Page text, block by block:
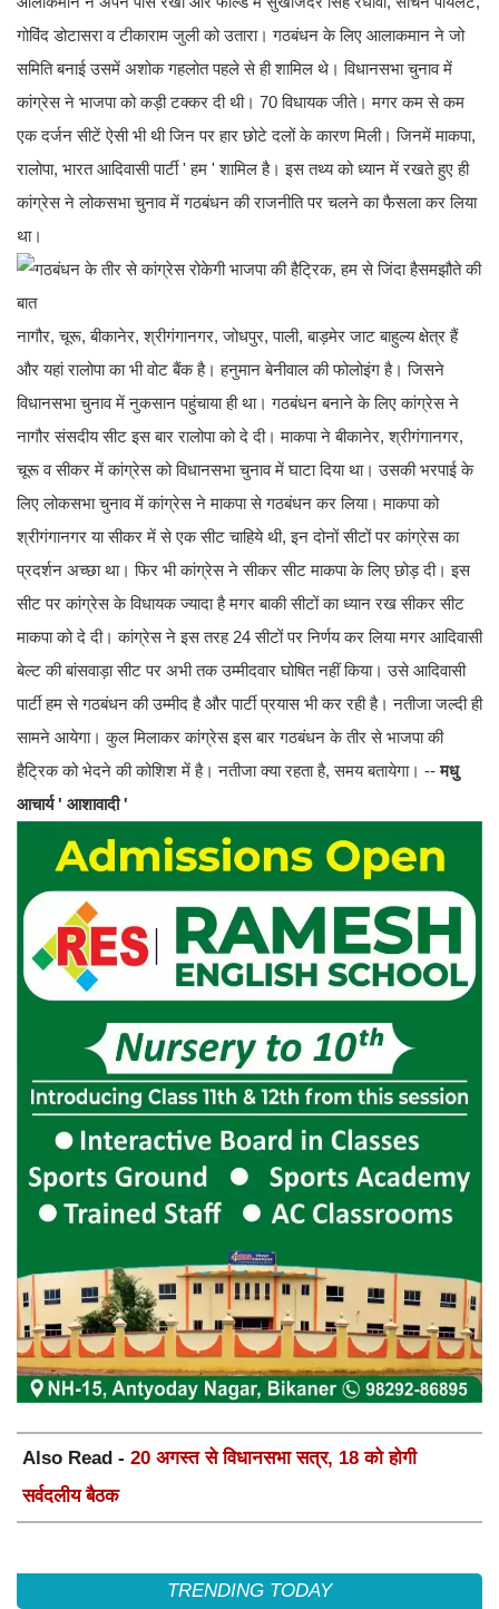
गोविंद डोटासरा व टीकाराम जुली को उतारा। गठबंधन के लिए आलाकमान ने जो
समिति बनाई उसमें अशोक गहलोत पहले से ही शामिल थे। विधानसभा चुनाव में
कांग्रेस ने भाजपा को कड़ी टक्कर दी थी। 70 विधायक जीते। मगर कम से कम
एक दर्जन सीटें ऐसी भी थी जिन पर हार छोटे दलों के कारण मिली। जिनमें माकपा,
रालोपा, भारत आदिवासी पार्टी ' हम ' शामिल है। इस तथ्य को ध्यान में रखते हुए ही
कांग्रेस ने लोकसभा चुनाव में गठबंधन की राजनीति पर चलने का फैसला कर लिया
था।
नागौर, चूरू, बीकानेर, श्रीगंगानगर, जोधपुर, पाली, बाड़मेर जाट बाहुल्य क्षेत्र हैं
और यहां रालोपा का भी वोट बैंक है। हनुमान बेनीवाल की फोलोइंग है। जिसने
विधानसभा चुनाव में नुकसान पहुंचाया ही था। गठबंधन बनाने के लिए कांग्रेस ने
नागौर संसदीय सीट इस बार रालोपा को दे दी। माकपा ने बीकानेर, श्रीगंगानगर,
चूरू व सीकर में कांग्रेस को विधानसभा चुनाव में घाटा दिया था। उसकी भरपाई के
लिए लोकसभा चुनाव में कांग्रेस ने माकपा से गठबंधन कर लिया। माकपा को
श्रीगंगानगर या सीकर में से एक सीट चाहिये थी, इन दोनों सीटों पर कांग्रेस का
प्रदर्शन अच्छा था। फिर भी कांग्रेस ने सीकर सीट माकपा के लिए छोड़ दी। इस
सीट पर कांग्रेस के विधायक ज्यादा है मगर बाकी सीटों का ध्यान रख सीकर सीट
माकपा को दे दी। कांग्रेस ने इस तरह 24 सीटों पर निर्णय कर लिया मगर आदिवासी
बेल्ट की बांसवाड़ा सीट पर अभी तक उम्मीदवार घोषित नहीं किया। उसे आदिवासी
पार्टी हम से गठबंधन की उम्मीद है और पार्टी प्रयास भी कर रही है। नतीजा जल्दी ही
सामने आयेगा। कुल मिलाकर कांग्रेस इस बार गठबंधन के तीर से भाजपा की
हैट्रिक को भेदने की कोशिश में है। नतीजा क्या रहता है, समय बतायेगा। --मधु
आचार्य ' आशावादी '
Also Read - 20 अगस्त से विधानसभा सत्र, 18 को होगी
सर्वदलीय बैठक
TRENDING TODAY